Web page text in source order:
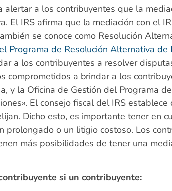
alertar a los contribuyentes que la
El IRS afirma que la mediación con el
se conoce como Resolución
Programa de Resolución Alternativa de
a los contribuyentes a resolver
comprometidos a brindar a los
y la Oficina de Gestión del Programa
El consejo fiscal del IRS establece
Dicho esto, es importante tener en
o un litigio costoso. Los
más posibilidades de tener una
si un contribuyente: